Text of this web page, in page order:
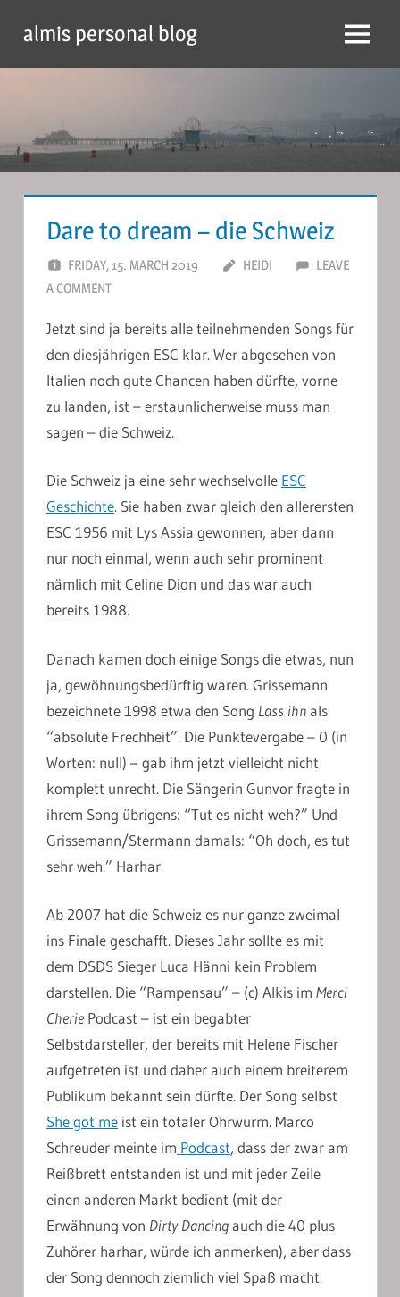
content
almis personal blog Menu
Dare to dream – die Schweiz
FRIDAY, 15. MARCH 2019 HEIDI
LEAVE
A COMMENT
Jetzt sind ja bereits alle teilnehmenden Songs für
den diesjährigen ESC klar. Wer abgesehen von
Italien noch gute Chancen haben dürfte, vorne
zu landen, ist – erstaunlicherweise muss man
sagen – die Schweiz.
Die Schweiz ja eine sehr wechselvolle ESC
Geschichte. Sie haben zwar gleich den allerersten
ESC 1956 mit Lys Assia gewonnen, aber dann
nur noch einmal, wenn auch sehr prominent
nämlich mit Celine Dion und das war auch
bereits 1988.
Danach kamen doch einige Songs die etwas, nun
ja, gewöhnungsbedürftig waren. Grissemann
bezeichnete 1998 etwa den Song Lass ihnals
“absolute Frechheit”. Die Punktevergabe – 0 (in
Worten: null) – gab ihm jetzt vielleicht nicht
komplett unrecht. Die Sängerin Gunvor fragte in
ihrem Song übrigens: “Tut es nicht weh?” Und
Grissemann/Stermann damals: “Oh doch, es tut
sehr weh.” Harhar.
Ab 2007 hat die Schweiz es nur ganze zweimal
ins Finale geschafft. Dieses Jahr sollte es mit
dem DSDS Sieger Luca Hänni kein Problem
darstellen. Die “Rampensau” – (c) Alkis im Merci
CheriePodcast – ist ein begabter
Selbstdarsteller, der bereits mit Helene Fischer
aufgetreten ist und daher auch einem breiterem
Publikum bekannt sein dürfte. Der Song selbst
She got me ist ein totaler Ohrwurm. Marco
Schreuder meinte im Podcast, dass der zwar am
Reißbrett entstanden ist und mit jeder Zeile
einen anderen Markt bedient (mit der
Erwähnung von Dirty Dancingauch die 40 plus
Zuhörer harhar, würde ich anmerken), aber dass
der Song dennoch ziemlich viel Spaß macht.